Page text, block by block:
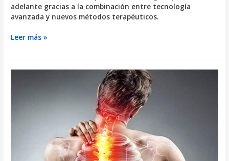
adelante gracias a la combinación entre tecnología
avanzada y nuevos métodos terapéuticos.
Sorprendentes
en
fisioterapia:
Leer más »